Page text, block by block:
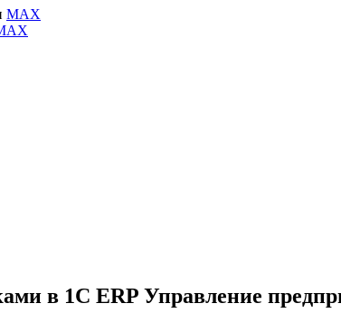
MAX
в 1С ERP Управление